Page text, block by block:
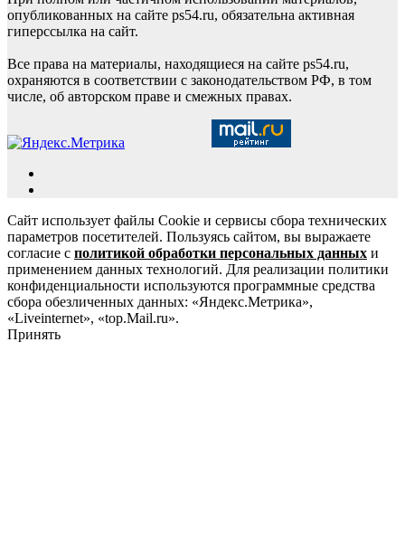
опубликованных на сайте ps54.ru, обязательна активная
гиперссылка на сайт.
Все права на материалы, находящиеся на сайте ps54.ru,
охраняются в соответствии с законодательством РФ, в том
числе, об авторском праве и смежных правах.
Сайт использует файлы Cookie и сервисы сбора технических
параметров посетителей. Пользуясь сайтом, вы выражаете
согласие с политикой обработки персональных данных и
применением данных технологий. Для реализации политики
конфиденциальности используются программные средства
сбора обезличенных данных: «Яндекс.Метрика»,
«Liveinternet», «top.Mail.ru».
Принять